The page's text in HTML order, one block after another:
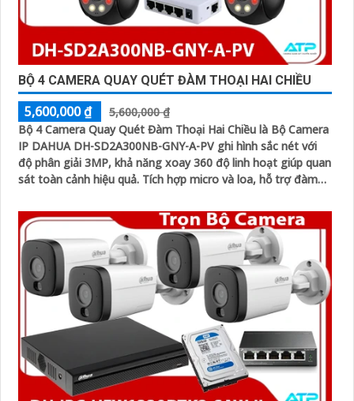
BỘ 4 CAMERA QUAY QUÉT ĐÀM THOẠI HAI CHIỀU
5,600,000 ₫
5,600,000 ₫
Bộ 4 Camera Quay Quét Đàm Thoại Hai Chiều là Bộ Camera
IP DAHUA DH-SD2A300NB-GNY-A-PV ghi hình sắc nét với
độ phân giải 3MP, khả năng xoay 360 độ linh hoạt giúp quan
sát toàn cảnh hiệu quả. Tích hợp micro và loa, hỗ trợ đàm